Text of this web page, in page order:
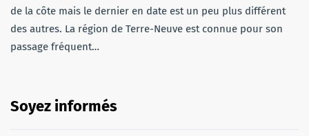
de la côte mais le dernier en date est un peu plus différent
des autres. La région de Terre-Neuve est connue pour son
passage fréquent…
Soyez informés